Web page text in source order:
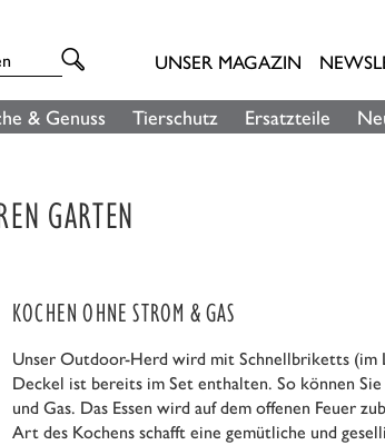
UNSER MAGAZIN
& Genuss Tierschutz Ersatzteile
GARTEN
KOCHEN OHNE STROM & GAS
Unser Outdoor-Herd wird mit Schnellbriketts (im
Deckel ist bereits im Set enthalten. So können
und Gas. Das Essen wird auf dem offenen Feuer
Art des Kochens schafft eine gemütliche und